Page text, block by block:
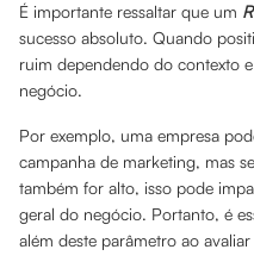
É importante ressaltar que um
sucesso absoluto. Quando
ruim dependendo do contexto
negócio.
Por exemplo, uma empresa
campanha de marketing, mas
também for alto, isso pode
geral do negócio. Portanto, é
além deste parâmetro ao